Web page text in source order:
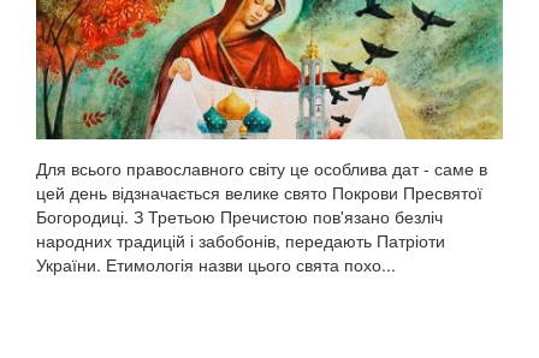
Для всього православного світу це особлива дат - саме в
цей день відзначається велике свято Покрови Пресвятої
Богородиці. З Третьою Пречистою пов'язано безліч
народних традицій і забобонів, передають Патріоти
України. Етимологія назви цього свята похо...